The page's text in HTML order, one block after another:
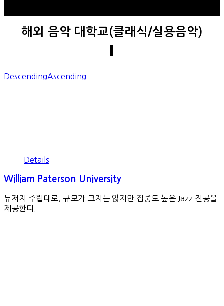
해외 음악 대학교(클래식/실용음악)
DescendingAscending
Details
William Paterson University
뉴저지 주립대로, 규모가 크지는 않지만 집중도 높은 Jazz 전공을
제공한다.